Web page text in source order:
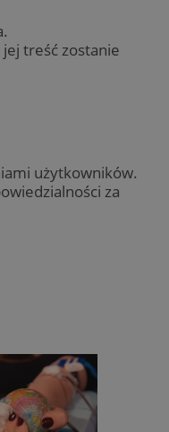
treść zostanie
użytkowników.
za